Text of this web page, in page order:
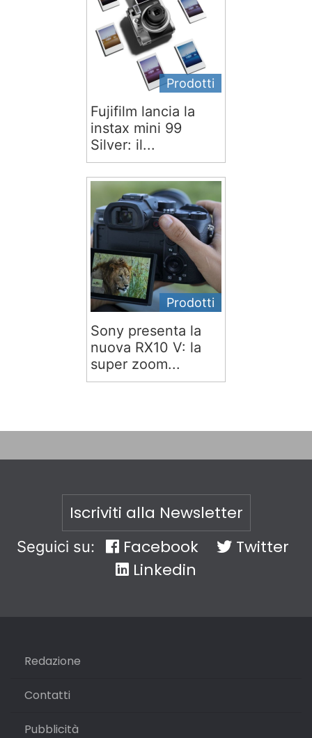
Prodotti
Fujifilm lancia la
instax mini 99
Silver: il...
Prodotti
Sony presenta la
nuova RX10 V: la
super zoom...
Iscriviti alla Newsletter
Seguici su: Facebook
Twitter
Linkedin
Redazione
Contatti
Pubblicità